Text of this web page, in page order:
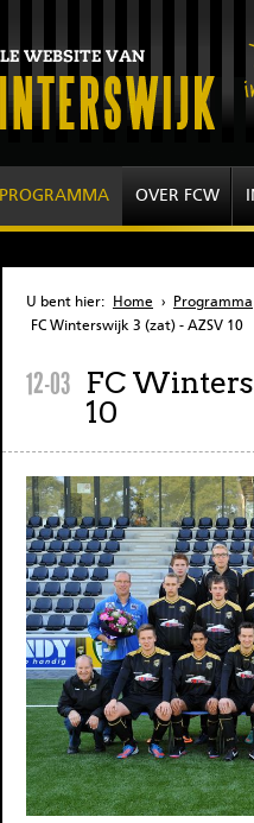
PROGRAMMA OVER FCW
U bent hier: Home › Programma
FC Winterswijk 3 (zat) - AZSV 10
12-03 FC
10